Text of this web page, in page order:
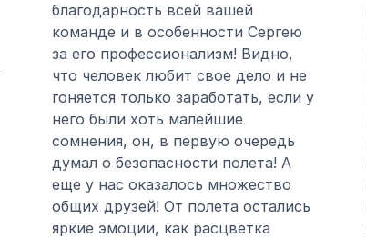
благодарность всей вашей
команде и в особенности Сергею
за его профессионализм! Видно,
что человек любит свое дело и не
гоняется только заработать, если у
него были хоть малейшие
сомнения, он, в первую очередь
думал о безопасности полета! А
еще у нас оказалось множество
общих друзей! От полета остались
яркие эмоции, как расцветка